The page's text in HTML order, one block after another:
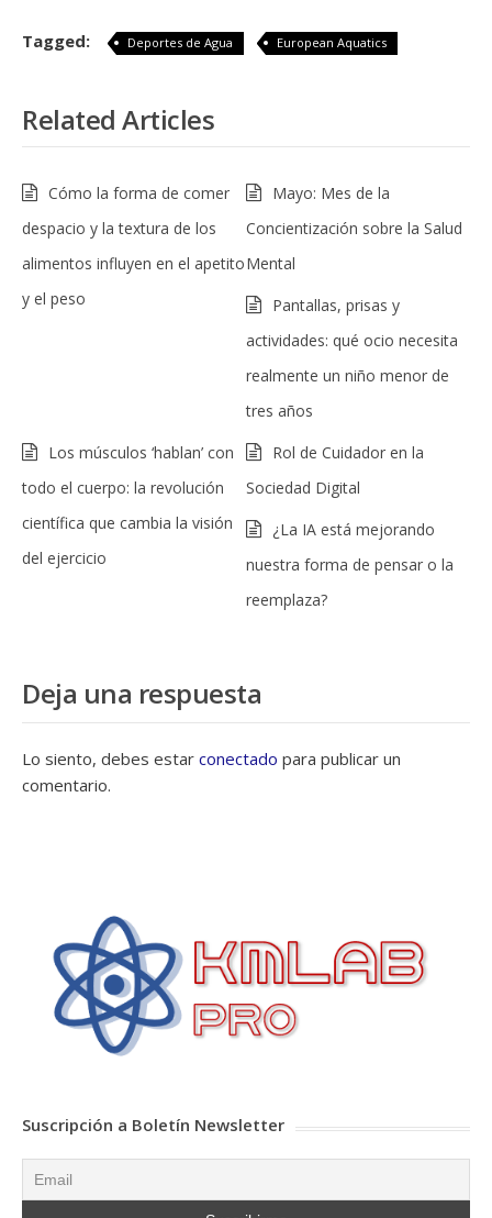
Tagged: Deportes de Agua European Aquatics
Related Articles
Cómo la forma de comer
despacio y la textura de los
alimentos influyen en el apetito
y el peso
Mayo: Mes de la
Concientización sobre la Salud
Mental
Pantallas, prisas y
actividades: qué ocio necesita
realmente un niño menor de
tres años
Los músculos ‘hablan’ con
todo el cuerpo: la revolución
científica que cambia la visión
del ejercicio
Rol de Cuidador en la
Sociedad Digital
¿La IA está mejorando
nuestra forma de pensar o la
reemplaza?
Deja una respuesta
Lo siento, debes estar conectado para publicar un
comentario.
Suscripción a Boletín Newsletter